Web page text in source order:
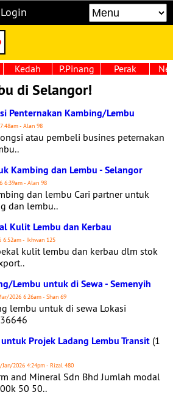
Login
Kedah P.Pinang Perak
di Selangor!
Penternakan Kambing/Lembu
- Alan 98
atau pembeli busines peternakan
Kambing dan Lembu - Selangor
6:39am - Alan 98
dan lembu Cari partner untuk
dan lembu..
Kulit Lembu dan Kerbau
6:52am - Ikhwan 125
kulit lembu dan kerbau dlm stok
Lembu untuk di Sewa - Semenyih
2026 6:26am - Shan 69
lembu untuk di sewa Lokasi
Projek Ladang Lembu Transit (1
Jan/2026 4:24pm - Rizal 480
and Mineral Sdn Bhd Jumlah modal
50 50..